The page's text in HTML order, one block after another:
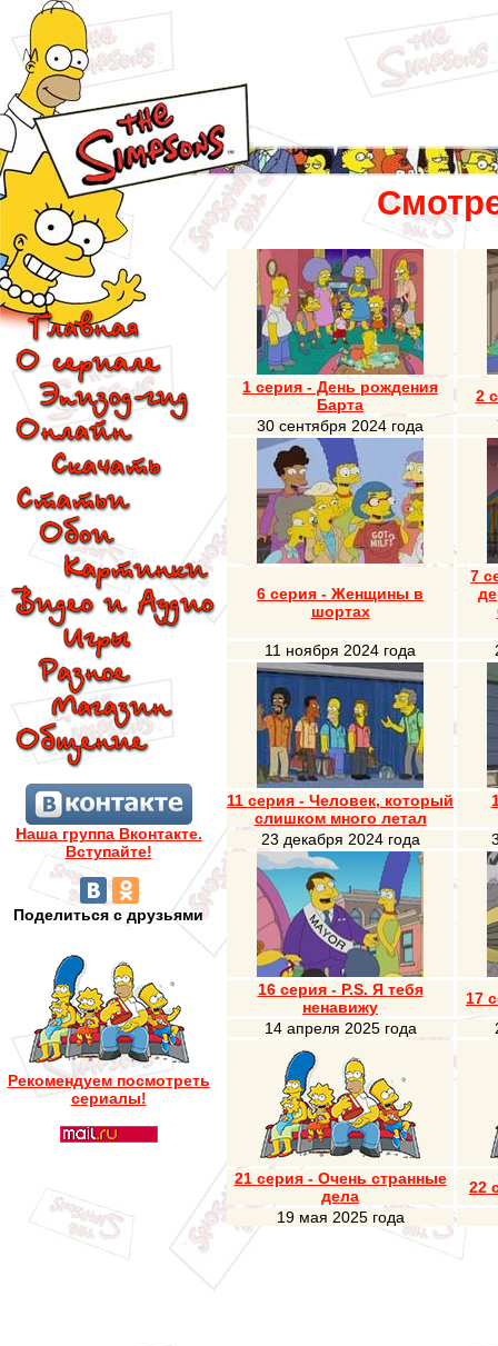
Наша группа Вконтакте.
Вступайте!
Поделиться с друзьями
Рекомендуем посмотреть
сериалы!
1 серия - День рождения
Барта
2
30 сентября 2024 года
6 серия - Женщины в
шортах
7
11 ноября 2024 года
11 серия - Человек, который
слишком много летал
23 декабря 2024 года
16 серия - P.S. Я тебя
ненавижу
17
14 апреля 2025 года
21 серия - Очень странные
дела
22
19 мая 2025 года